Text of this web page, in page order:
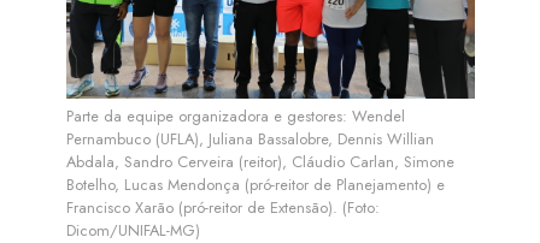
Parte da equipe organizadora e gestores: Wendel
Pernambuco (UFLA), Juliana Bassalobre, Dennis Willian
Abdala, Sandro Cerveira (reitor), Cláudio Carlan, Simone
Botelho, Lucas Mendonça (pró-reitor de Planejamento) e
Francisco Xarão (pró-reitor de Extensão). (Foto:
Dicom/UNIFAL-MG)